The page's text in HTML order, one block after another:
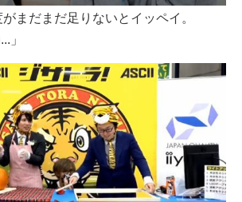
まだまだ足りないとイッペイ。
」